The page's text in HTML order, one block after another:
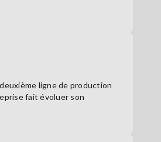
ligne de production
fait évoluer son